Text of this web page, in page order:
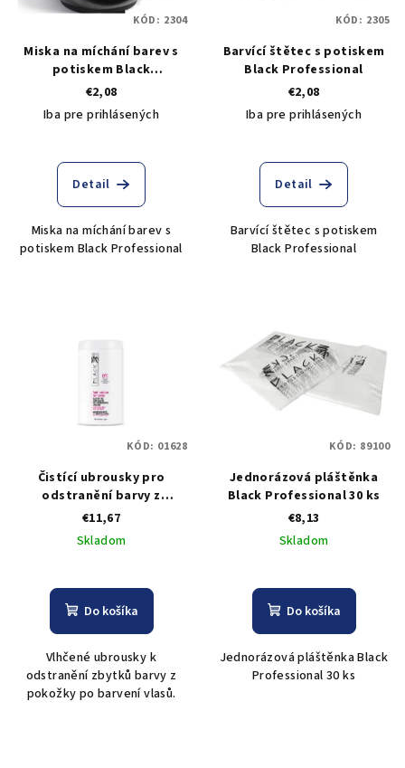
Miska na míchání barev s
potiskem Black
Professional
€2,08
Iba pre prihlásených
Detail
Miska na míchání barev s
potiskem Black Professional
KÓD: 2304
Barvící štětec s potiskem
Black Professional
€2,08
Iba pre prihlásených
Detail
Barvící štětec s potiskem
Black Professional
KÓD: 2305
Čistící ubrousky pro
odstranění barvy z
pokožky Black Hair Color
Remover - 100 ks
€11,67
Skladom
Do košíka
Vlhčené ubrousky k
odstranění zbytků barvy z
pokožky po barvení vlasů.
KÓD: 01628
Jednorázová pláštěnka
Black Professional 30 ks
€8,13
Skladom
Do košíka
Jednorázová pláštěnka Black
Professional 30 ks
KÓD: 89100